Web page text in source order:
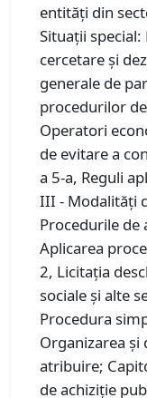
entităţi din
Situaţii
cercetare şi
generale de
procedurilor
Operatori
de evitare a
a 5-a, Reguli
III - Modalităţi
Procedurile de
Aplicarea
2, Licitația
sociale şi alte
Procedura
Organizarea
atribuire;
de achiziţie